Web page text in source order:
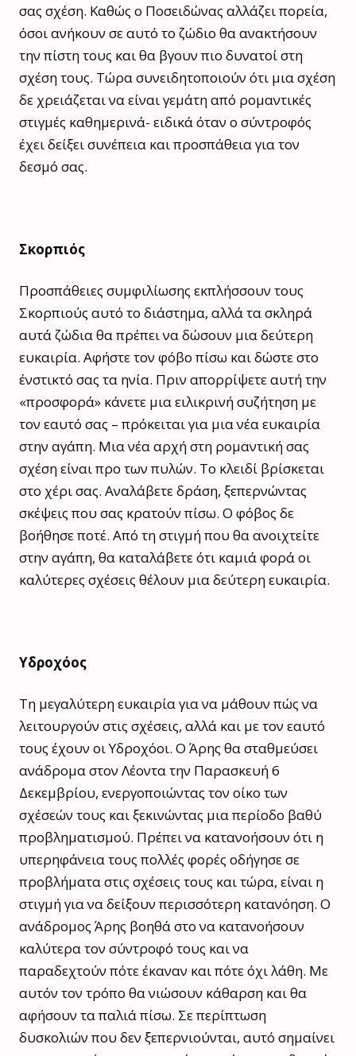
σας σχέση. Καθώς ο Ποσειδώνας αλλάζει πορεία,
όσοι ανήκουν σε αυτό το ζώδιο θα ανακτήσουν
την πίστη τους και θα βγουν πιο δυνατοί στη
σχέση τους. Τώρα συνειδητοποιούν ότι μια σχέση
δε χρειάζεται να είναι γεμάτη από ρομαντικές
στιγμές καθημερινά- ειδικά όταν ο σύντροφός
έχει δείξει συνέπεια και προσπάθεια για τον
δεσμό σας.
Σκορπιός
Προσπάθειες συμφιλίωσης εκπλήσσουν τους
Σκορπιούς αυτό το διάστημα, αλλά τα σκληρά
αυτά ζώδια θα πρέπει να δώσουν μια δεύτερη
ευκαιρία. Αφήστε τον φόβο πίσω και δώστε στο
ένστικτό σας τα ηνία. Πριν απορρίψετε αυτή την
«προσφορά» κάνετε μια ειλικρινή συζήτηση με
τον εαυτό σας – πρόκειται για μια νέα ευκαιρία
στην αγάπη. Μια νέα αρχή στη ρομαντική σας
σχέση είναι προ των πυλών. Το κλειδί βρίσκεται
στο χέρι σας. Αναλάβετε δράση, ξεπερνώντας
σκέψεις που σας κρατούν πίσω. Ο φόβος δε
βοήθησε ποτέ. Από τη στιγμή που θα ανοιχτείτε
στην αγάπη, θα καταλάβετε ότι καμιά φορά οι
καλύτερες σχέσεις θέλουν μια δεύτερη ευκαιρία.
Υδροχόος
Τη μεγαλύτερη ευκαιρία για να μάθουν πώς να
λειτουργούν στις σχέσεις, αλλά και με τον εαυτό
τους έχουν οι Υδροχόοι. Ο Άρης θα σταθμεύσει
ανάδρομα στον Λέοντα την Παρασκευή 6
Δεκεμβρίου, ενεργοποιώντας τον οίκο των
σχέσεών τους και ξεκινώντας μια περίοδο βαθύ
προβληματισμού. Πρέπει να κατανοήσουν ότι η
υπερηφάνεια τους πολλές φορές οδήγησε σε
προβλήματα στις σχέσεις τους και τώρα, είναι η
στιγμή για να δείξουν περισσότερη κατανόηση. Ο
ανάδρομος Άρης βοηθά στο να κατανοήσουν
καλύτερα τον σύντροφό τους και να
παραδεχτούν πότε έκαναν και πότε όχι λάθη. Με
αυτόν τον τρόπο θα νιώσουν κάθαρση και θα
αφήσουν τα παλιά πίσω. Σε περίπτωση
δυσκολιών που δεν ξεπερνιούνται, αυτό σημαίνει